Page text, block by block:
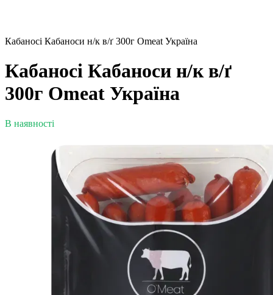
Кабаносі Кабаноси н/к в/ґ 300г Omeat Україна
Кабаносі Кабаноси н/к в/ґ
300г Omeat Україна
В наявності